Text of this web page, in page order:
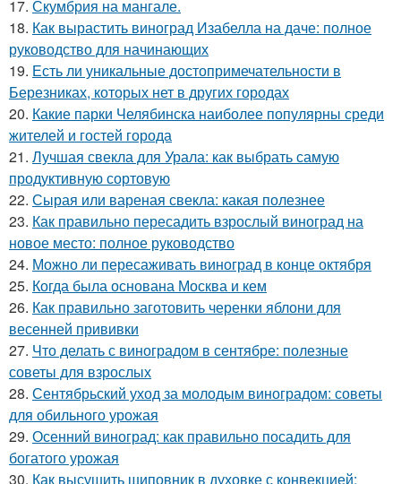
17. Скумбрия на мангале.
18. Как вырастить виноград Изабелла на даче: полное
руководство для начинающих
19. Есть ли уникальные достопримечательности в
Березниках, которых нет в других городах
20. Какие парки Челябинска наиболее популярны среди
жителей и гостей города
21. Лучшая свекла для Урала: как выбрать самую
продуктивную сортовую
22. Сырая или вареная свекла: какая полезнее
23. Как правильно пересадить взрослый виноград на
новое место: полное руководство
24. Можно ли пересаживать виноград в конце октября
25. Когда была основана Москва и кем
26. Как правильно заготовить черенки яблони для
весенней прививки
27. Что делать с виноградом в сентябре: полезные
советы для взрослых
28. Сентябрьский уход за молодым виноградом: советы
для обильного урожая
29. Осенний виноград: как правильно посадить для
богатого урожая
30. Как высушить шиповник в духовке с конвекцией: